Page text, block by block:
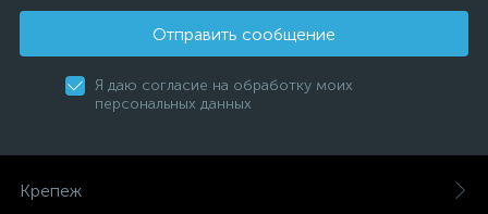
Отправить сообщение
Я даю согласие на обработку моих
персональных данных
Крепеж